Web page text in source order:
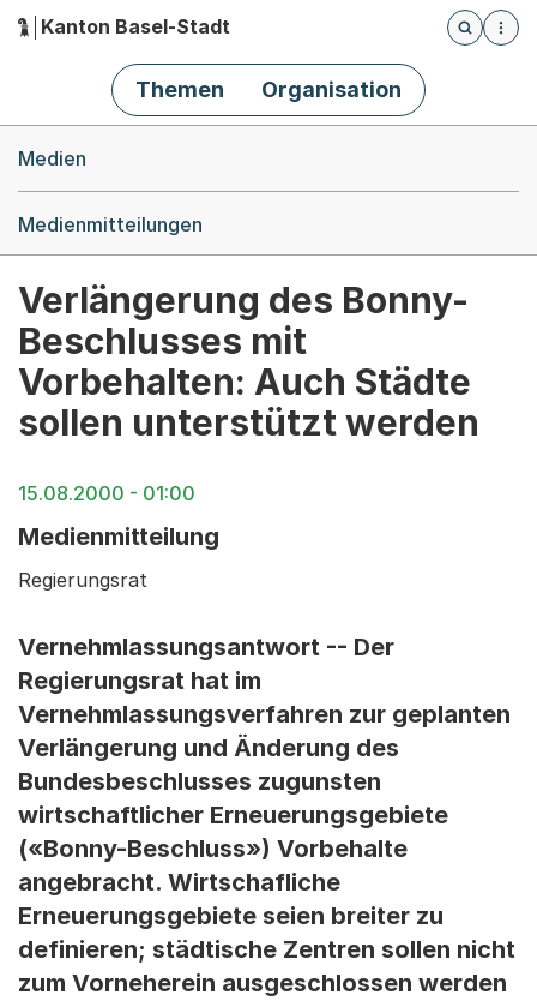
Hauptnavigation
Kanton Basel-Stadt
Öffnet
Themen Organisation
Medien
Medienmitteilungen
Verlängerung des Bonny-
Beschlusses mit
Vorbehalten: Auch Städte
sollen unterstützt werden
15.08.2000 - 01:00
Medienmitteilung
Regierungsrat
Vernehmlassungsantwort -- Der
Regierungsrat hat im
Vernehmlassungsverfahren zur geplanten
Verlängerung und Änderung des
Bundesbeschlusses zugunsten
wirtschaftlicher Erneuerungsgebiete
(«Bonny-Beschluss») Vorbehalte
angebracht. Wirtschafliche
Erneuerungsgebiete seien breiter zu
definieren; städtische Zentren sollen nicht
zum Vorneherein ausgeschlossen werden